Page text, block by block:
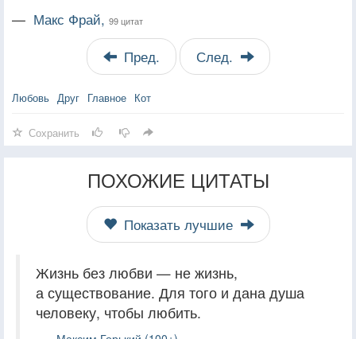
— Макс Фрай, 99 цитат
Пред. След.
Любовь Друг Главное Кот
Сохранить
ПОХОЖИЕ ЦИТАТЫ
Показать лучшие
Жизнь без любви — не жизнь,
а существование. Для того и дана душа
человеку, чтобы любить.